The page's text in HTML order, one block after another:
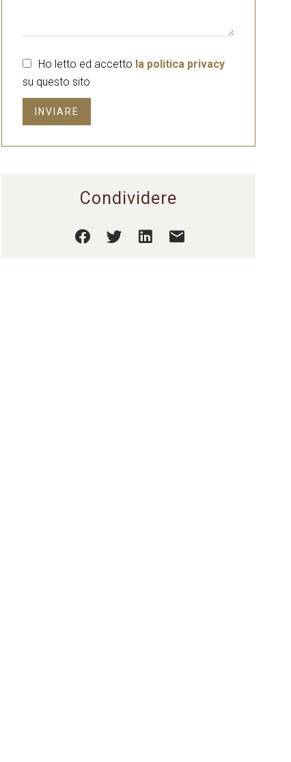
Ho letto ed accetto la politica privacy
su questo sito
INVIARE
Condividere